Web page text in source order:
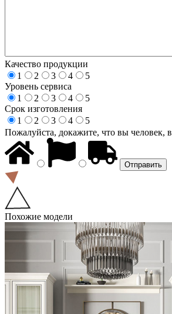
Качество продукции
1
2 3 4
5
Уровень сервиса
1
2 3 4
5
Срок изготовления
1
2 3 4
5
Пожалуйста, докажите, что вы человек,
Похожие модели